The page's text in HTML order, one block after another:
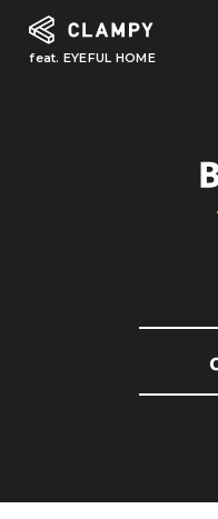
feat. EYEFUL HOME
Our